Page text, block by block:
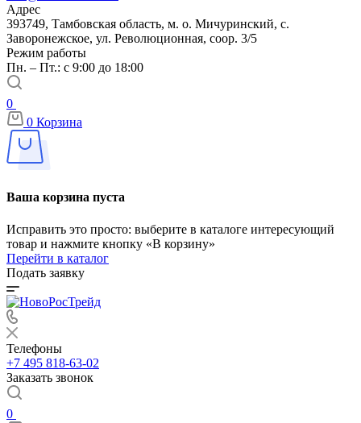
Адрес
393749, Тамбовская область, м. о. Мичуринский, с.
Заворонежское, ул. Революционная, соор. 3/5
Режим работы
Пн. – Пт.: с 9:00 до 18:00
0
0 Корзина
Ваша корзина пуста
Исправить это просто: выберите в каталоге интересующий
товар и нажмите кнопку «В корзину»
Перейти в каталог
Подать заявку
Телефоны
+7 495 818-63-02
Заказать звонок
0